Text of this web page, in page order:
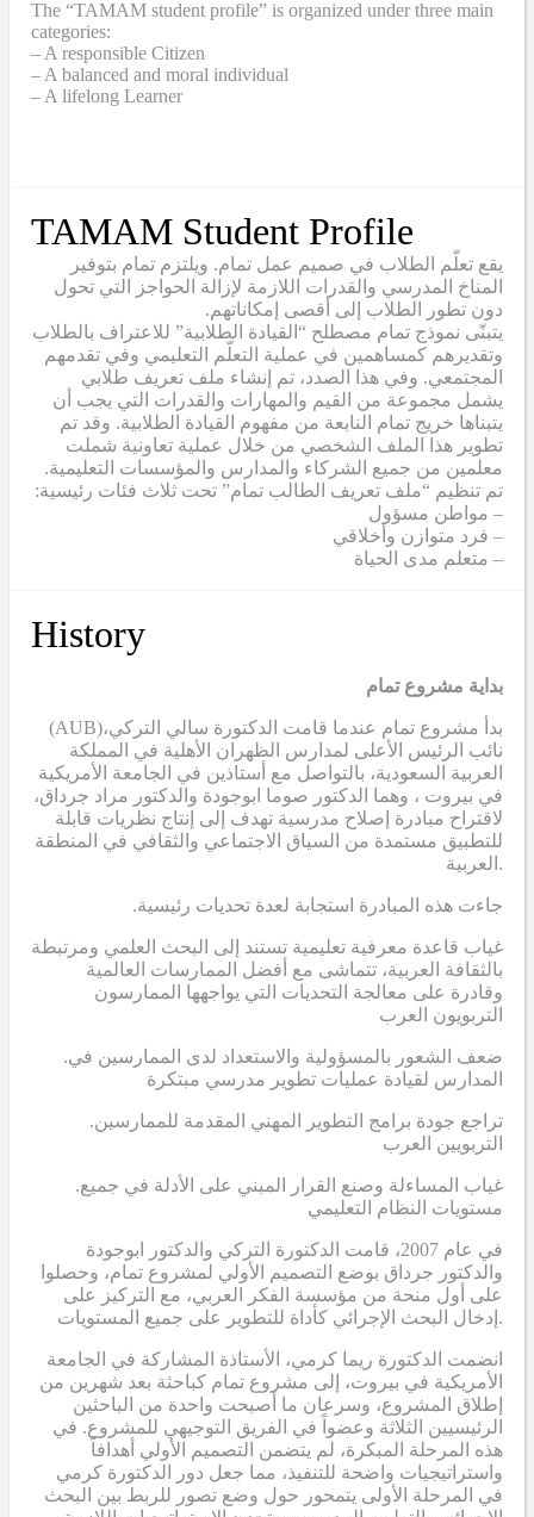
The “TAMAM student profile” is organized under three main
categories:
– A responsible Citizen
– A balanced and moral individual
– A lifelong Learner
TAMAM Student Profile
يقع تعلّم الطلاب في صميم عمل تمام. ويلتزم تمام بتوفير
المناخ المدرسي والقدرات اللازمة لإزالة الحواجز التي تحول
دون تطور الطلاب إلى أقصى إمكاناتهم.
يتبنّى نموذج تمام مصطلح “القيادة الطلابية” للاعتراف بالطلاب
وتقديرهم كمساهمين في عملية التعلّم التعليمي وفي تقدمهم
المجتمعي. وفي هذا الصدد، تم إنشاء ملف تعريف طلابي
يشمل مجموعة من القيم والمهارات والقدرات التي يجب أن
يتبناها خريج تمام النابعة من مفهوم القيادة الطلابية. وقد تم
تطوير هذا الملف الشخصي من خلال عملية تعاونية شملت
معلمين من جميع الشركاء والمدارس والمؤسسات التعليمية.
تم تنظيم “ملف تعريف الطالب تمام” تحت ثلاث فئات رئيسية:
– مواطن مسؤول
– فرد متوازن وأخلاقي
– متعلم مدى الحياة
History
بداية مشروع تمام
(AUB)بدأ مشروع تمام عندما قامت الدكتورة سالي التركي،
نائب الرئيس الأعلى لمدارس الظهران الأهلية في المملكة
العربية السعودية، بالتواصل مع أستاذين في الجامعة الأمريكية
في بيروت ، وهما الدكتور صوما ابوجودة والدكتور مراد جرداق،
لاقتراح مبادرة إصلاح مدرسية تهدف إلى إنتاج نظريات قابلة
للتطبيق مستمدة من السياق الاجتماعي والثقافي في المنطقة
العربية.
.جاءت هذه المبادرة استجابة لعدة تحديات رئيسية
غياب قاعدة معرفية تعليمية تستند إلى البحث العلمي ومرتبطة
بالثقافة العربية، تتماشى مع أفضل الممارسات العالمية
وقادرة على معالجة التحديات التي يواجهها الممارسون
التربويون العرب
.ضعف الشعور بالمسؤولية والاستعداد لدى الممارسين في
المدارس لقيادة عمليات تطوير مدرسي مبتكرة
.تراجع جودة برامج التطوير المهني المقدمة للممارسين
التربويين العرب
.غياب المساءلة وصنع القرار المبني على الأدلة في جميع
مستويات النظام التعليمي
في عام 2007، قامت الدكتورة التركي والدكتور ابوجودة
والدكتور جرداق بوضع التصميم الأولي لمشروع تمام، وحصلوا
على أول منحة من مؤسسة الفكر العربي، مع التركيز على
إدخال البحث الإجرائي كأداة للتطوير على جميع المستويات.
انضمت الدكتورة ريما كرمي، الأستاذة المشاركة في الجامعة
الأمريكية في بيروت، إلى مشروع تمام كباحثة بعد شهرين من
إطلاق المشروع، وسرعان ما أصبحت واحدة من الباحثين
الرئيسيين الثلاثة وعضواً في الفريق التوجيهي للمشروع. في
هذه المرحلة المبكرة، لم يتضمن التصميم الأولي أهدافاً
واستراتيجيات واضحة للتنفيذ، مما جعل دور الدكتورة كرمي
في المرحلة الأولى يتمحور حول وضع تصور للربط بين البحث